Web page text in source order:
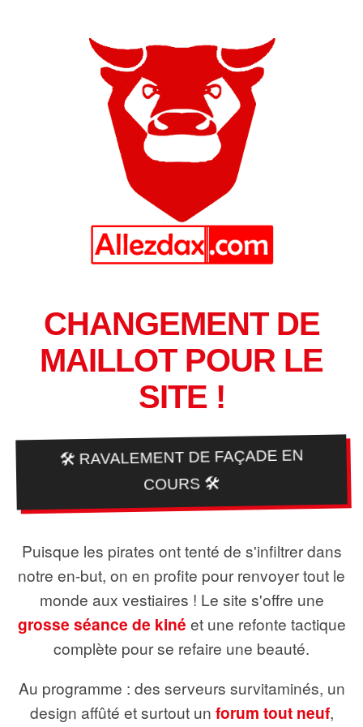
CHANGEMENT DE
MAILLOT POUR LE
SITE !
🛠️ RAVALEMENT DE FAÇADE EN
COURS 🛠️
Puisque les pirates ont tenté de s'infiltrer dans
notre en-but, on en profite pour renvoyer tout le
monde aux vestiaires ! Le site s'offre une
grosse séance de kiné et une refonte tactique
complète pour se refaire une beauté.
Au programme : des serveurs survitaminés, un
design affûté et surtout un forum tout neuf,